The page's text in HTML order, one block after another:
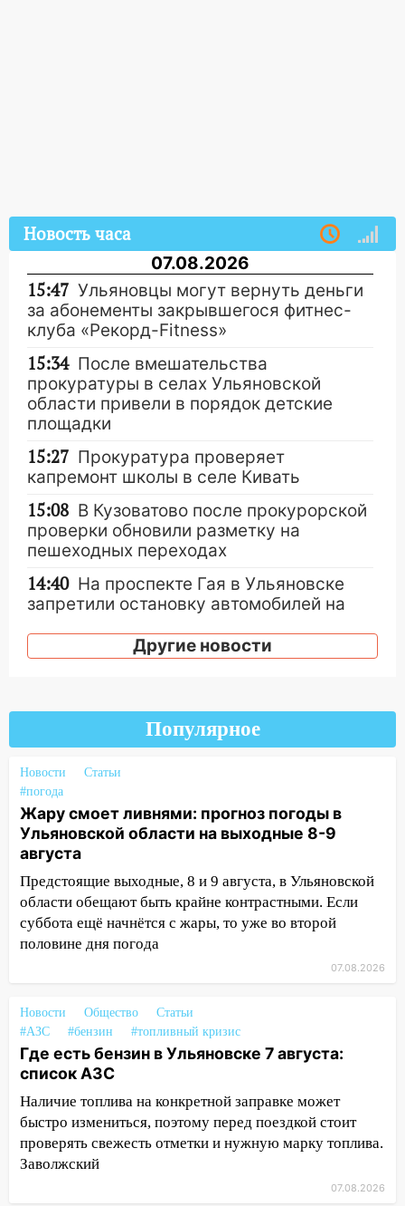
Новость часа
07.08.2026
15:47 Ульяновцы могут вернуть деньги
за абонементы закрывшегося фитнес-
клуба «Рекорд-Fitness»
15:34 После вмешательства
прокуратуры в селах Ульяновской
области привели в порядок детские
площадки
15:27 Прокуратура проверяет
капремонт школы в селе Кивать
15:08 В Кузоватово после прокурорской
проверки обновили разметку на
пешеходных переходах
14:40 На проспекте Гая в Ульяновске
запретили остановку автомобилей на
14:22 В Новом городе 8 августа пройдет
«Мураками»
14:04 Жару смоет ливнями: прогноз
погоды в Ульяновской области на
выходные 8-9 августа
13:30 В Ульяновске транспортные
полицейские проведут акцию «Час
пассажира»
13:20 В Ульяновске за один день
обокрали женщину на пляже и
подростка в сквере
гранату: его задержали
12:34
На Ульяновскую область
надвигается сильнейшая непогода: град
и шквал до 27 м/с
12:31 Ульяновец хотел купить иномарку
из Европы и потерял 760 тысяч рублей
12:20 В Чердаклинском районе
Другие новости
Популярное
Новости
Статьи
#погода
Жару смоет ливнями: прогноз погоды в
Ульяновской области на выходные 8-9
августа
Предстоящие выходные, 8 и 9 августа, в Ульяновской
области обещают быть крайне контрастными. Если
суббота ещё начнётся с жары, то уже во второй
половине дня погода
07.08.2026
Новости Общество
Статьи
#АЗС
#бензин #топливный кризис
Где есть бензин в Ульяновске 7 августа:
список АЗС
Наличие топлива на конкретной заправке может
быстро измениться, поэтому перед поездкой стоит
проверять свежесть отметки и нужную марку топлива.
Заволжский
07.08.2026